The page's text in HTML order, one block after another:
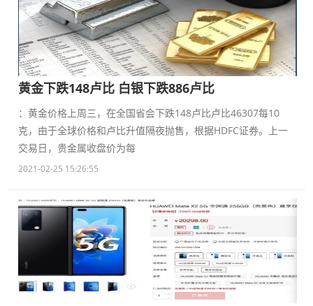
黄金下跌148卢比 白银下跌886卢比
：黄金价格上周三，在全国省会下跌148卢比卢比46307每10
克，由于全球价格和卢比升值隔夜抛售，根据HDFC证券。上一
交易日，贵金属收盘价为每
2021-02-25 15:26:55